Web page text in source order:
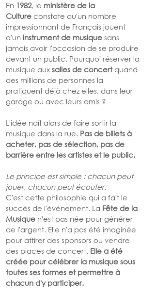
En 1982, le ministère de la
Culture constate qu'un nombre
impressionnant de Français jouent
d'un instrument de musique sans
jamais avoir l'occasion de se produire
devant un public. Pourquoi réserver la
musique aux salles de concert quand
des millions de personnes la
pratiquent déjà chez elles, dans leur
garage ou avec leurs amis ?
L'idée naît alors de faire sortir la
musique dans la rue. Pas de billets à
acheter, pas de sélection, pas de
barrière entre les artistes et le public.
Le principe est simple : chacun peut
jouer, chacun peut écouter.
C'est cette philosophie qui a fait le
succès de l'événement. La Fête de la
Musique n'est pas née pour générer
de l'argent. Elle n'a pas été imaginée
pour attirer des sponsors ou vendre
des places de concert. Elle a été
créée pour célébrer la musique sous
toutes ses formes et permettre à
chacun d'y participer.